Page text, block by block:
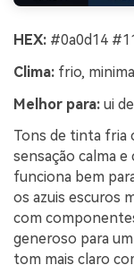
HEX: #0a0d14
Clima: frio,
Melhor para: ui
Tons de tinta fria
sensação calma
funciona bem
os azuis escuros
com
generoso para
tom mais claro